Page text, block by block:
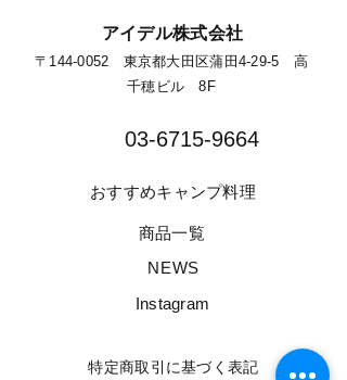
​アイデル株式会社
​​〒144-0052 東京都大田区蒲田4-29-5 高
千穂ビル 8F​
03-6715-9664​
​おすすめキャンプ料理
​商品一覧
​NEWS
​Instagram
​特定商取引に基づく表記